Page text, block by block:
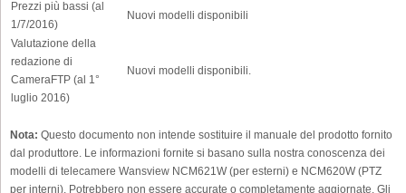
Prezzi più bassi (al
1/7/2016)
Nuovi modelli disponibili
Valutazione della
redazione di
CameraFTP (al 1°
luglio 2016)
Nuovi modelli disponibili.
Nota: Questo documento non intende sostituire il manuale del prodotto fornito
dal produttore. Le informazioni fornite si basano sulla nostra conoscenza dei
modelli di telecamere Wansview NCM621W (per esterni) e NCM620W (PTZ
per interni). Potrebbero non essere accurate o completamente aggiornate. Gli